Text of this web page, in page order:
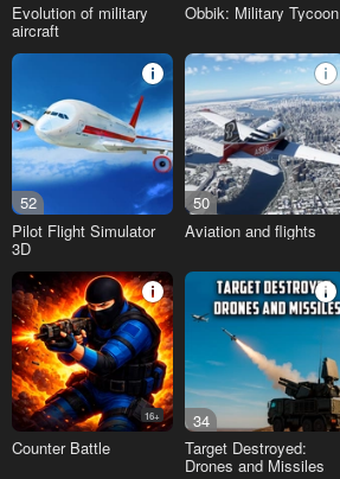
Evolution of military
aircraft
Obbik: Military Tycoon
52
Pilot Flight Simulator
3D
50
Aviation and flights
16+
Counter Battle
34
Target Destroyed:
Drones and Missiles